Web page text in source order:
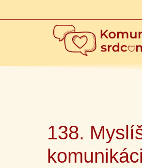
138.